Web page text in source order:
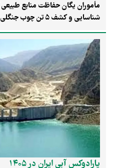
مأموران یگان حفاظت منابع
شناسایی و کشف ۵
روستایی مجاور جنگل شدند. این
زغال دپو شده بود، با حضور
معرفی شد.
پارادوکس آبی ایران در ۱۴۰۵